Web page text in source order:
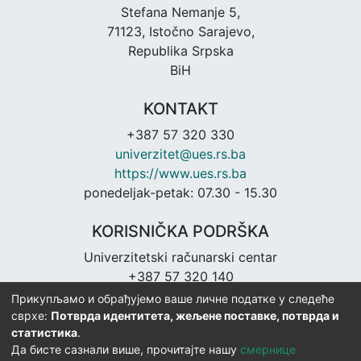
Stefana Nemanje 5,
71123, Istočno Sarajevo,
Republika Srpska
BiH
KONTAKT
+387 57 320 330
univerzitet@ues.rs.ba
https://www.ues.rs.ba
ponedeljak-petak: 07.30 - 15.30
KORISNIČKA PODRŠKA
Univerzitetski računarski centar
+387 57 320 140
urc@ues.rs.ba
https://urc.ues.rs.ba
Прикупљамо и обрађујемо ваше личне податке у следеће
сврхе: Потврда идентитета, жељене поставке, потврда и
статистика.
Да бисте сазнали више, прочитајте нашу смернице